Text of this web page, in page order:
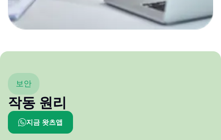
보안
작동 원리
지금 왓츠앱